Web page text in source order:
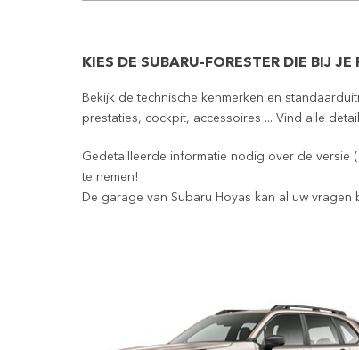
KIES DE SUBARU-FORESTER DIE BIJ JE
Bekijk de technische kenmerken en
prestaties, cockpit, accessoires ... Vind alle
Gedetailleerde informatie nodig over de versie
te nemen!
De garage van Subaru Hoyas kan al uw vragen